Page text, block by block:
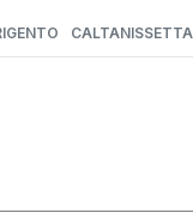
CALTANISSETTA